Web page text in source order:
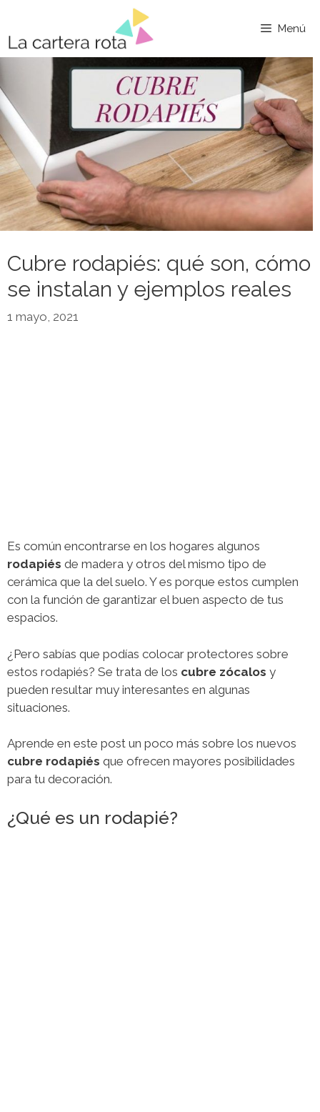
contenido
Menú
Cubre rodapiés: qué son, cómo
se instalan y ejemplos reales
1 mayo, 2021
Es común encontrarse en los hogares algunos
rodapiés de madera y otros del mismo tipo de
cerámica que la del suelo. Y es porque estos cumplen
con la función de garantizar el buen aspecto de tus
espacios.
¿Pero sabías que podías colocar protectores sobre
estos rodapiés? Se trata de los cubre zócalos y
pueden resultar muy interesantes en algunas
situaciones.
Aprende en este post un poco más sobre los nuevos
cubre rodapiés que ofrecen mayores posibilidades
para tu decoración.
¿Qué es un rodapié?